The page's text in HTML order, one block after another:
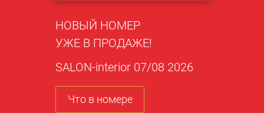
НОВЫЙ НОМЕР
УЖЕ В ПРОДАЖЕ!
SALON-interior 07/08 2026
Что в номере